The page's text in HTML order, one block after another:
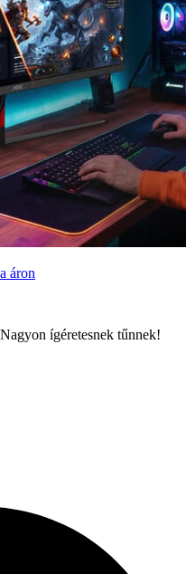
áron
ígéretesnek tűnnek!